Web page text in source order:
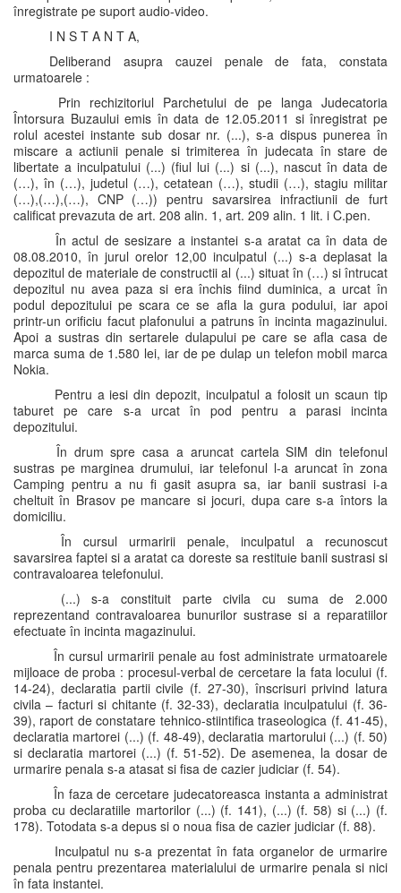
înregistrate pe suport audio-video.
I N S T A N T A,
Deliberand asupra cauzei penale de fata, constata
urmatoarele :
Prin rechizitoriul Parchetului de pe langa Judecatoria
Întorsura Buzaului emis în data de 12.05.2011 si înregistrat pe
rolul acestei instante sub dosar nr. (...), s-a dispus punerea în
miscare a actiunii penale si trimiterea în judecata în stare de
libertate a inculpatului (...) (fiul lui (...) si (...), nascut în data de
(…), în (…), judetul (…), cetatean (…), studii (…), stagiu militar
(…),(…),(…), CNP (…)) pentru savarsirea infractiunii de furt
calificat prevazuta de art. 208 alin. 1, art. 209 alin. 1 lit. i C.pen.
În actul de sesizare a instantei s-a aratat ca în data de
08.08.2010, în jurul orelor 12,00 inculpatul (...) s-a deplasat la
depozitul de materiale de constructii al (...) situat în (…) si întrucat
depozitul nu avea paza si era închis fiind duminica, a urcat în
podul depozitului pe scara ce se afla la gura podului, iar apoi
printr-un orificiu facut plafonului a patruns în incinta magazinului.
Apoi a sustras din sertarele dulapului pe care se afla casa de
marca suma de 1.580 lei, iar de pe dulap un telefon mobil marca
Nokia.
Pentru a iesi din depozit, inculpatul a folosit un scaun tip
taburet pe care s-a urcat în pod pentru a parasi incinta
depozitului.
În drum spre casa a aruncat cartela SIM din telefonul
sustras pe marginea drumului, iar telefonul l-a aruncat în zona
Camping pentru a nu fi gasit asupra sa, iar banii sustrasi i-a
cheltuit în Brasov pe mancare si jocuri, dupa care s-a întors la
domiciliu.
În cursul urmaririi penale, inculpatul a recunoscut
savarsirea faptei si a aratat ca doreste sa restituie banii sustrasi si
contravaloarea telefonului.
(...) s-a constituit parte civila cu suma de 2.000
reprezentand contravaloarea bunurilor sustrase si a reparatiilor
efectuate în incinta magazinului.
În cursul urmaririi penale au fost administrate urmatoarele
mijloace de proba : procesul-verbal de cercetare la fata locului (f.
14-24), declaratia partii civile (f. 27-30), înscrisuri privind latura
civila – facturi si chitante (f. 32-33), declaratia inculpatului (f. 36-
39), raport de constatare tehnico-stiintifica traseologica (f. 41-45),
declaratia martorei (...) (f. 48-49), declaratia martorului (...) (f. 50)
si declaratia martorei (...) (f. 51-52). De asemenea, la dosar de
urmarire penala s-a atasat si fisa de cazier judiciar (f. 54).
În faza de cercetare judecatoreasca instanta a administrat
proba cu declaratiile martorilor (...) (f. 141), (...) (f. 58) si (...) (f.
178). Totodata s-a depus si o noua fisa de cazier judiciar (f. 88).
Inculpatul nu s-a prezentat în fata organelor de urmarire
penala pentru prezentarea materialului de urmarire penala si nici
în fata instantei.